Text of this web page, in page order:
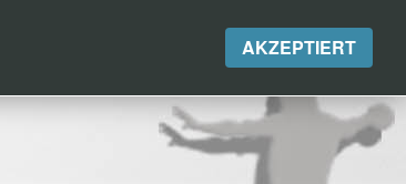
AKZEPTIERT